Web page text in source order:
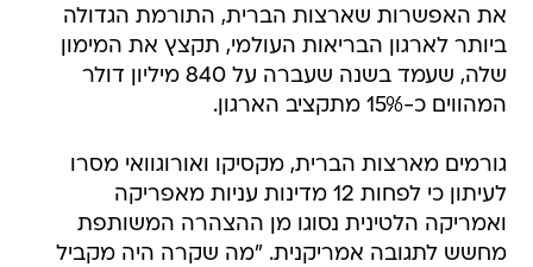
את האפשרות שארצות הברית, התורמת הגדולה
ביותר לארגון הבריאות העולמי, תקצץ את המימון
שלה, שעמד בשנה שעברה על 840 מיליון דולר
המהווים כ-15% מתקציב הארגון.
גורמים מארצות הברית, מקסיקו ואורוגוואי מסרו
לעיתון כי לפחות 12 מדינות עניות מאפריקה
ואמריקה הלטינית נסוגו מן ההצהרה המשותפת
מחשש לתגובה אמריקנית. "מה שקרה היה מקביל